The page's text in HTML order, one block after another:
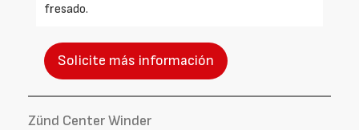
fresado.
Solicite más información
Zünd Center Winder